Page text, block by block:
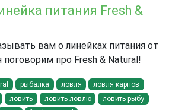
питания Fresh &
вам о линейках питания от
поговорим про Fresh & Natural!
рыбалка ловля
ловля карпов
ловить ловить ловлю
ловить рыбу